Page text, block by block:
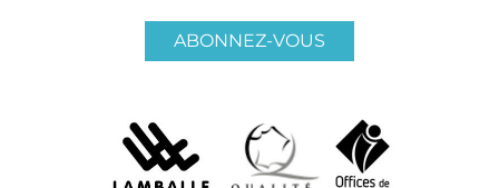
ABONNEZ-VOUS